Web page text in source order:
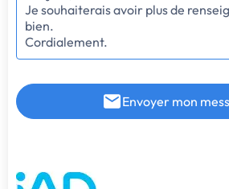
Envoyer mon